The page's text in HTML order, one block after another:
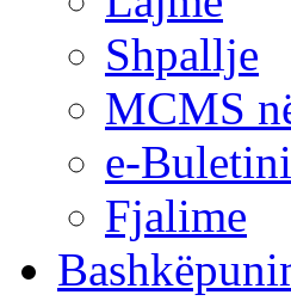
Shpallje
MCMS
e-Buletini
Fjalime